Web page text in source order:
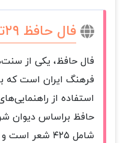
فال حافظ ۲۹تیر
فال حافظ، یکی از
فرهنگ ایران است که
استفاده از
حافظ براساس دیوان
شامل ۴۲۵ شعر